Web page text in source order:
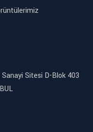
Sitesi D-Blok 403